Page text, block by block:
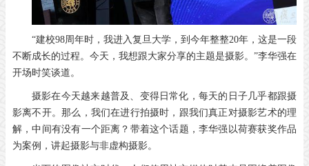
“建校98周年时，我进入复旦大学，到今年整整20年，这是一段
不断成长的过程。今天，我想跟大家分享的主题是摄影。”李华强在
开场时笑谈道。
摄影在今天越来越普及、变得日常化，每天的日子几乎都跟摄
影离不开。那么，我们在进行拍摄时，跟我们真正对摄影艺术的理
解，中间有没有一个距离？带着这个话题，李华强以荷赛获奖作品
为案例，讲起摄影与非虚构摄影。